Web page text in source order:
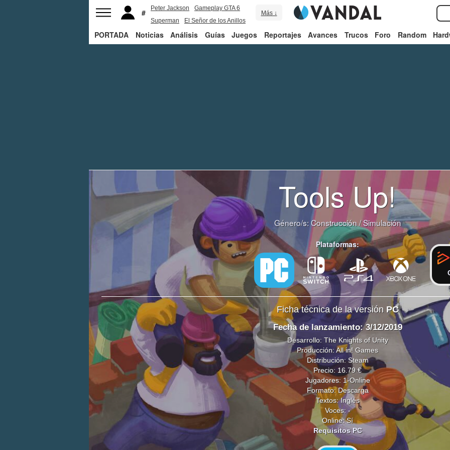
Peter Jackson
Gameplay GTA 6
Superman
El Señor de los Anillos
Más ↓
PORTADA Noticias Análisis Guías Juegos Reportajes Avances Trucos Foro Random
Tools Up!
Género/s:Construcción/Simulación
Plataformas:
Ficha técnica de la versión PC
Fecha de lanzamiento: 3/12/2019
Desarrollo: The Knights of Unity
Producción: All in! Games
Distribución: Steam
Precio: 16.79 €
Jugadores: 1-Online
Formato: Descarga
Textos: Inglés
Voces: -
Online: Sí
Requisitos PC